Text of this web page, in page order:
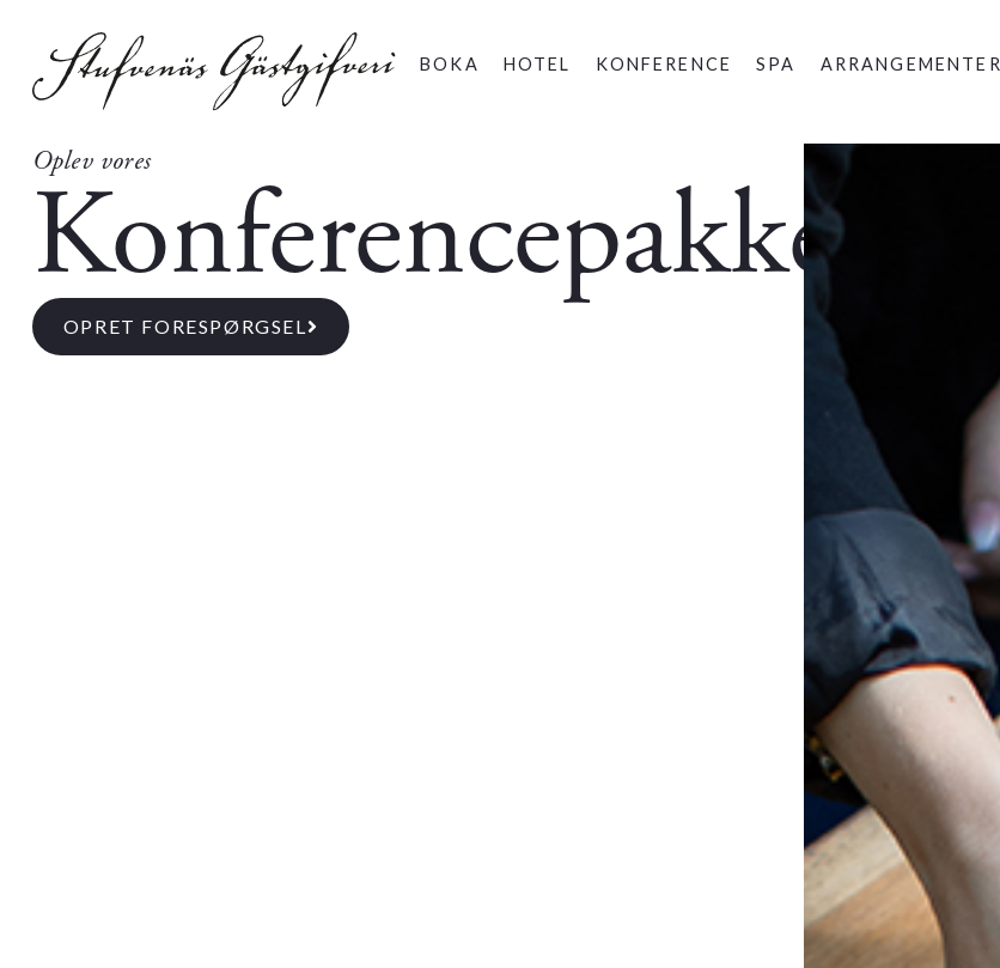
BOKA HOTEL KONFERENCE SPA ARRANGEMENTER
Oplev vores
Konferencepakker
OPRET FORESPØRGSEL